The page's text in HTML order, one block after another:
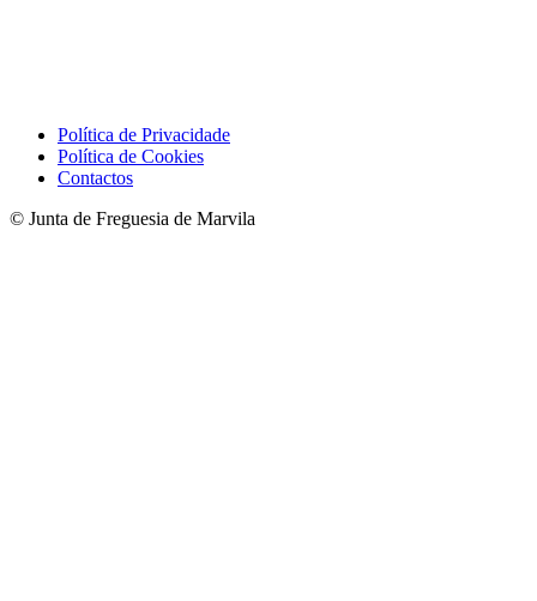
Política de Privacidade
Política de Cookies
Contactos
© Junta de Freguesia de Marvila